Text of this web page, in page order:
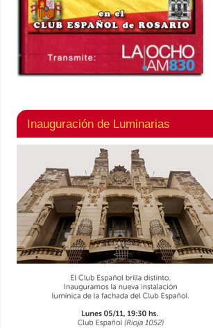
Inauguración de Luminarias